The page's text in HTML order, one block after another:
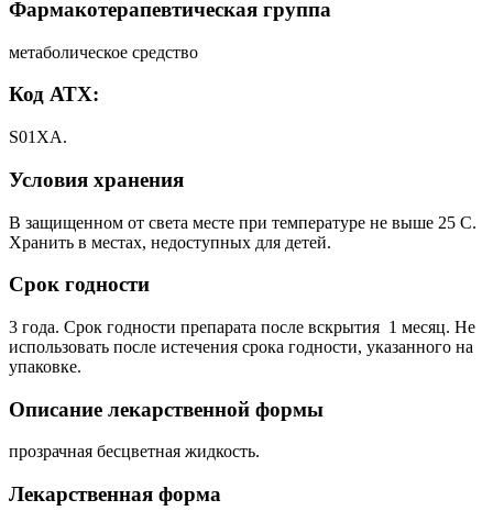
Фармакотерапевтическая группа
метаболическое средство
Код АТХ:
S01XA.
Условия хранения
В защищенном от света месте при температуре не выше 25 C.
Хранить в местах, недоступных для детей.
Срок годности
3 года. Срок годности препарата после вскрытия ­ 1 месяц. Не
использовать после истечения срока годности, указанного на
упаковке.
Описание лекарственной формы
прозрачная бесцветная жидкость.
Лекарственная форма